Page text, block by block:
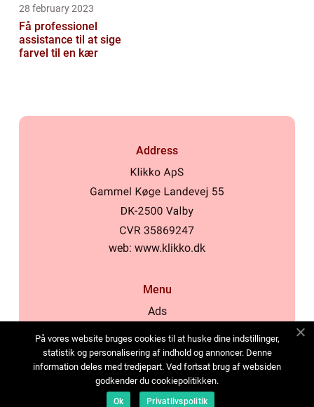
28 february 2023
Få professionel
assistance til at sige
farvel til en kær
Address
web: www.klikko.dk
Menu
Ads
Cookies
Contact
Sitemap
På vores website bruges cookies til at huske dine indstillinger,
statistik og personalisering af indhold og annoncer. Denne
information deles med tredjepart. Ved fortsat brug af websiden
godkender du cookiepolitikken.
Ok Privatlivspolitik